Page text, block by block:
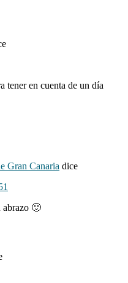
tener en cuenta de un día
Gran Canaria dice
abrazo 🙂